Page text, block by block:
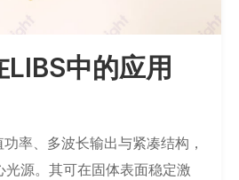
中的应用
率、多波长输出与紧凑结构，
光源。其可在固体表面稳定激